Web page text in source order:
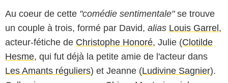
Au coeur de cette "comédie sentimentale"se trouve
un couple à trois, formé par David, alias Louis Garrel ,
acteur-fétiche de Christophe Honoré, Julie (Clotilde
Hesme, qui fut déjà la petite amie de l'acteur dans
Les Amants réguliers) et Jeanne (Ludivine Sagnier).